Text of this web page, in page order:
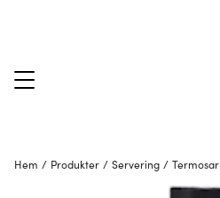
Hem / Produkter / Servering / Termosar